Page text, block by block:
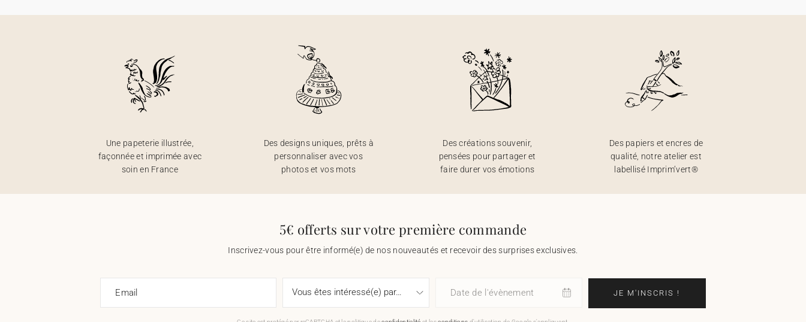
Une papeterie illustrée,
façonnée et imprimée avec
soin en France
Des designs uniques, prêts à
personnaliser avec vos
photos et vos mots
Des créations souvenir,
pensées pour partager et
faire durer vos émotions
Des papiers et encres de
qualité, notre atelier est
labellisé Imprim’vert®
5€ offerts sur votre première commande
Inscrivez-vous pour être informé(e) de nos nouveautés et recevoir des surprises exclusives.
Email Date de l'évènement JE M'INSCRIS !